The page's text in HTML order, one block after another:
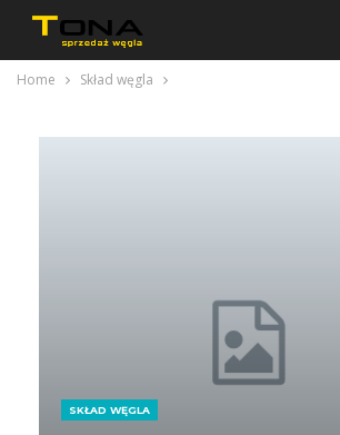
Home Skład węgla
SKŁAD WĘGLA